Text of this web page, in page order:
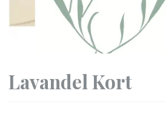
Lavandel Kort